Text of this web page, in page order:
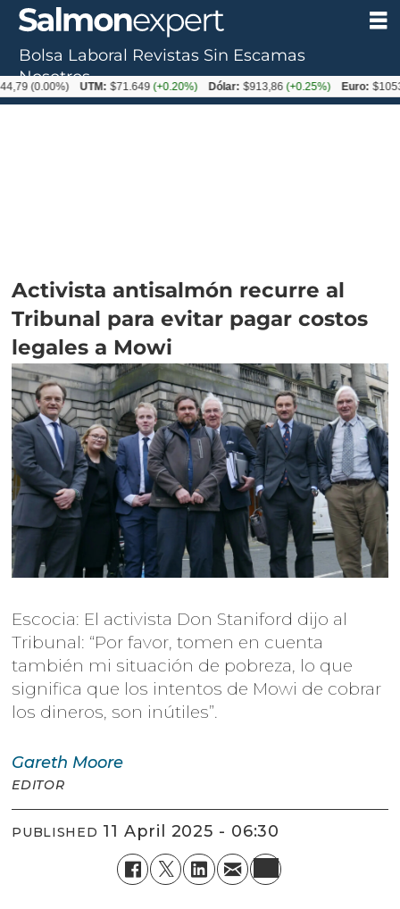
Activista antisalmón recurre al
Tribunal para evitar pagar costos
legales a Mowi
Escocia: El activista Don Staniford dijo al
Tribunal: “Por favor, tomen en cuenta
también mi situación de pobreza, lo que
significa que los intentos de Mowi de cobrar
los dineros, son inútiles”.
Gareth Moore
EDITOR
PUBLISHED 11 April 2025 - 06:30
Bolsa Laboral Revistas Sin Escamas
Nosotros
UTM: $71.649 (+0.20%) Dólar: $913,86 (+0.25%) Euro: $1053,08(-